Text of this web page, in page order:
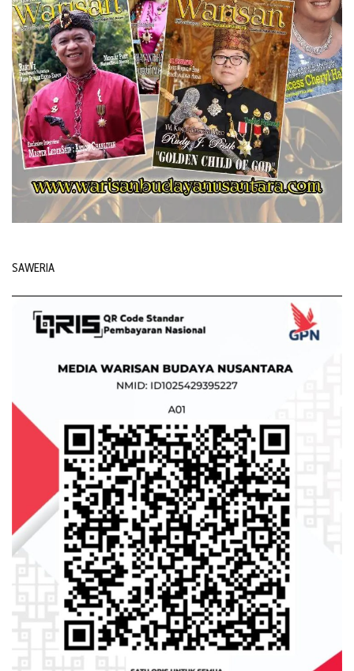
SAWERIA